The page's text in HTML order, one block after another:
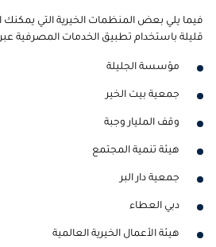
فيما يلي بعض المنظمات الخيرية التي يمكنك
قليلة باستخدام تطبيق الخدمات المصرفية
مؤسسة الجليلة
جمعية بيت الخير
وقف المليار وجبة
هيئة تنمية المجتمع
جمعية دار البر
دبي العطاء
هيئة الأعمال الخيرية العالمية